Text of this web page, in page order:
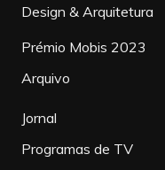
Design & Arquitetura
Prémio Mobis 2023
Arquivo
Jornal
Programas de TV